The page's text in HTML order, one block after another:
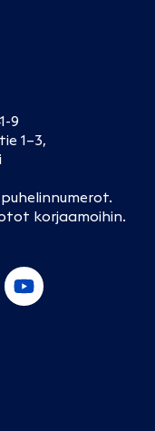
9
1–3,
.
korjaamoihin.